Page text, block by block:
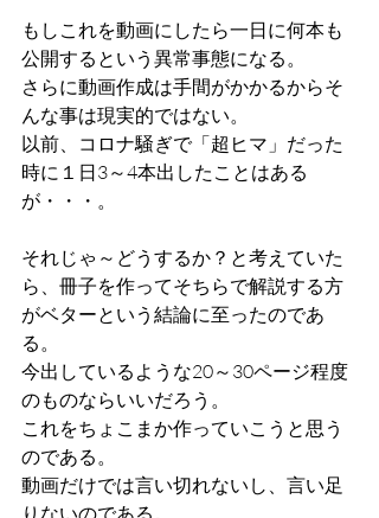
もしこれを動画にしたら一日に何本も
公開するという異常事態になる。
さらに動画作成は手間がかかるからそ
んな事は現実的ではない。
以前、コロナ騒ぎで「超ヒマ」だった
時に１日3～4本出したことはある
が・・・。
それじゃ～どうするか？と考えていた
ら、冊子を作ってそちらで解説する方
がベターという結論に至ったのであ
る。
今出しているような20～30ページ程度
のものならいいだろう。
これをちょこまか作っていこうと思う
のである。
動画だけでは言い切れないし、言い足
りないのである。